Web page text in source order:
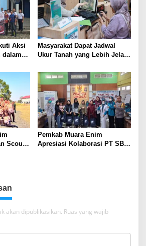
Aksi
dalam
Masyarakat Dapat Jadwal
Ukur Tanah yang Lebih Jelas
Terjadwal
Scout
Pemkab Muara Enim
Apresiasi Kolaborasi PT SBS
akan dipublikasikan. Ruas yang wajib